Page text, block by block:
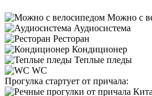
Можно с
Аудиосистема
Ресторан
Кондиционер
Теплые пледы
WC
Прогулка стартует от причала: